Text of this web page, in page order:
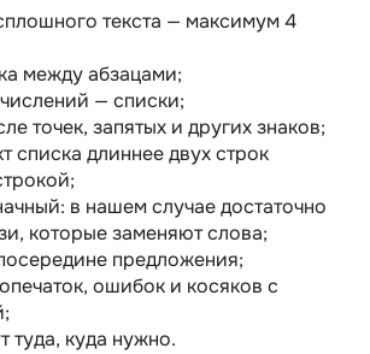
текста — максимум 4
между абзацами;
— списки;
точек, запятых и других знаков;
списка длиннее двух строк
в нашем случае достаточно
которые заменяют слова;
предложения;
ошибок и косяков с
туда, куда нужно.